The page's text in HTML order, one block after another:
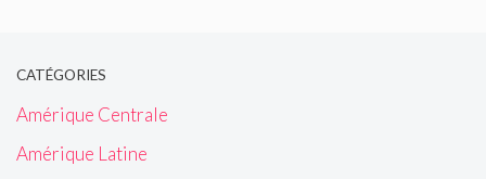
CATÉGORIES
Amérique Centrale
Amérique Latine